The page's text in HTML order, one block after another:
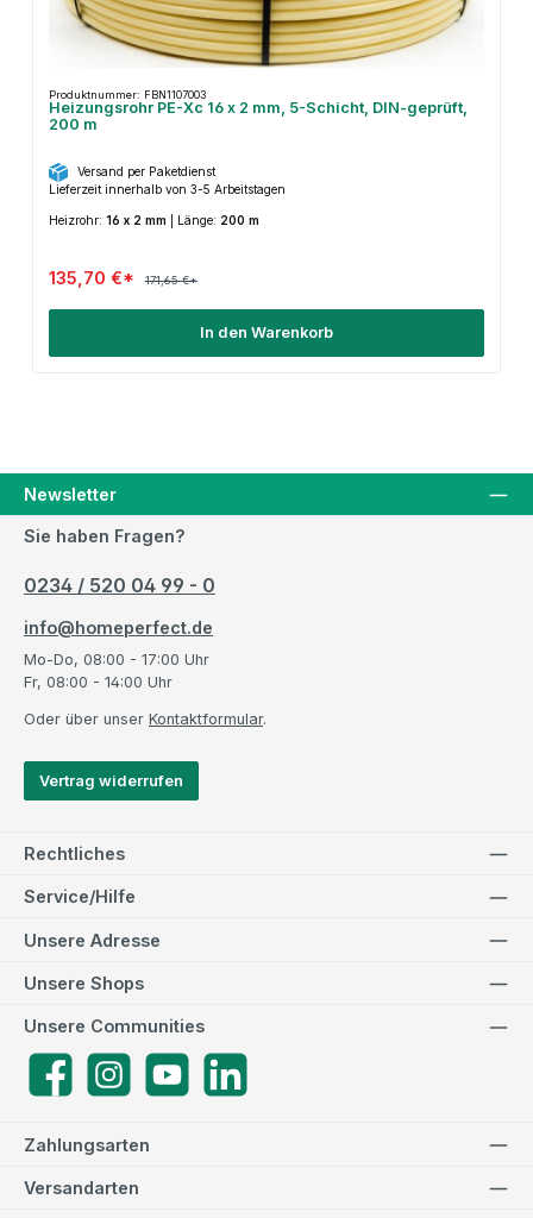
Produktnummer: FBN1107003
Heizungsrohr PE-Xc 16 x 2 mm, 5-Schicht, DIN-geprüft,
200 m
Versand per Paketdienst
Lieferzeit innerhalb von 3-5 Arbeitstagen
Heizrohr: 16 x 2 mm Länge: 200 m
135,70 €* 171,65 €*
In den Warenkorb
Newsletter
Sie haben Fragen?
0234 / 520 04 99 - 0
info@homeperfect.de
Mo-Do, 08:00 - 17:00 Uhr
Fr, 08:00 - 14:00 Uhr
Oder über unser Kontaktformular.
Vertrag widerrufen
Rechtliches
Service/Hilfe
Zahlungsarten
Versandarten
Unsere Adresse
Unsere Communities
FacebookInstagramYouTube LinkedIn
Unsere Shops